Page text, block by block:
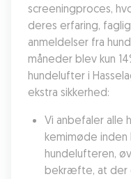
screeningproces,
deres erfaring,
anmeldelser fra
måneder blev kun
hundelufter i
ekstra sikkerhed:
Vi anbefaler alle
kemimøde
hundelufteren,
bekræfte, at der